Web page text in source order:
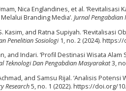
Nica Englandines, et al.
Branding Media’. Jurnal Pengabdian
Kasim, and Ratna Supiyah. ‘Revitalisasi
Penelitian Sosiologi1, no. 2 (2024).
and Indari. ‘Profil Destinasi Wisata
Teknologi Dan Pengabdian Masyarakat3,
and Samsu Rijal. ‘Analisis Potensi
Research5, no. 1 (2022). https://doi.org/